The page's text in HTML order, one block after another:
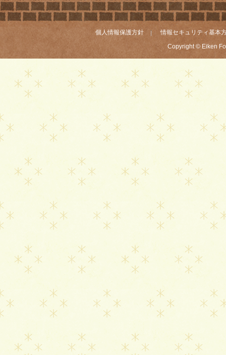
個人情報保護方針
情報セキュリティ基本
Copyright © Eiken